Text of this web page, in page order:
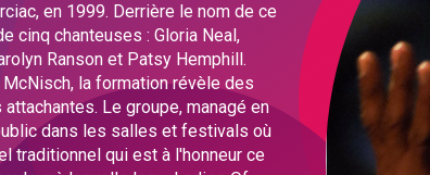
en 1999. Derrière le nom de ce
cinq chanteuses : Gloria Neal,
Ranson et Patsy Hemphill.
la formation révèle des
Le groupe, managé en
dans les salles et festivals où
traditionnel qui est à l'honneur ce